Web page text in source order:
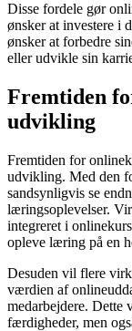
Disse fordele gør
ønsker at investere i
ønsker at forbedre
eller udvikle sin
Fremtiden
udvikling
Fremtiden for
udvikling. Med den
sandsynligvis se
læringsoplevelser.
integreret i
opleve læring på en
Desuden vil flere
værdien af
medarbejdere. Dette
færdigheder, men